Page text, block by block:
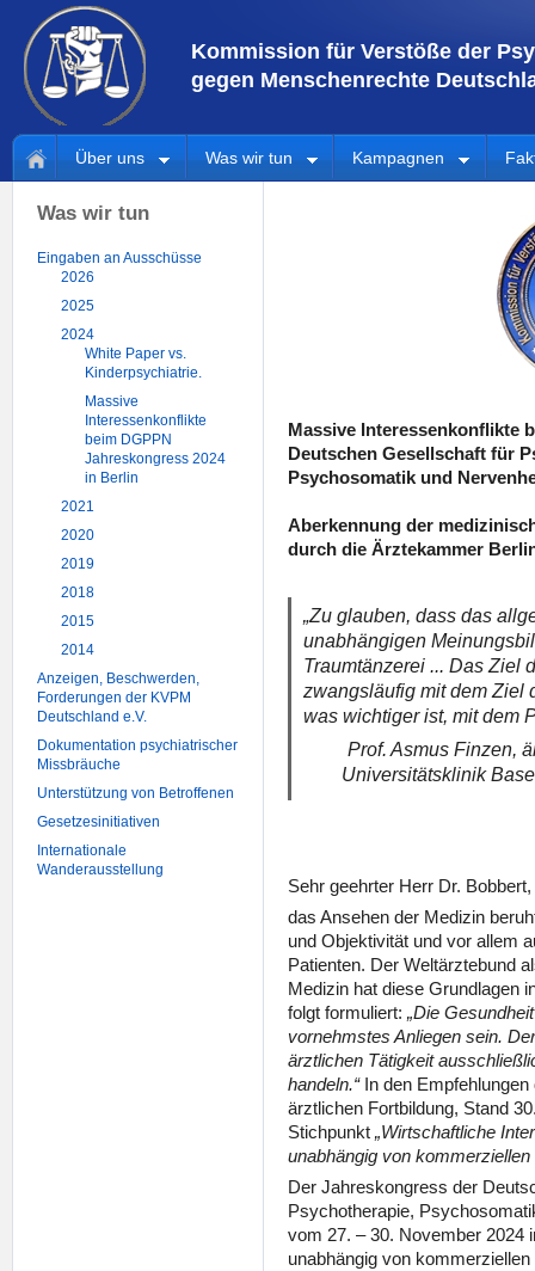
Kommission für Verstöße der
gegen Menschenrechte
Über uns Was wir tun Kampagnen
Was wir tun
Eingaben an Ausschüsse
2026
2025
2024
White Paper vs.
Kinderpsychiatrie.
Massive
Interessenkonflikte
beim DGPPN
Jahreskongress 2024
in Berlin
2021
2020
2019
2018
2015
2014
Anzeigen, Beschwerden,
Forderungen der KVPM
Deutschland e.V.
Dokumentation psychiatrischer
Missbräuche
Unterstützung von Betroffenen
Gesetzesinitiativen
Internationale
Wanderausstellung
Massive Interessenkonflikte
Deutschen Gesellschaft für
Psychosomatik und
Aberkennung der
durch die Ärztekammer
„Zu glauben, dass das
unabhängigen
Traumtänzerei ... Das Ziel
zwangsläufig mit dem Ziel
was wichtiger ist, mit dem
Prof. Asmus Finzen,
Universitätsklinik
Sehr geehrter Herr Dr. Bobbert,
das Ansehen der Medizin
und Objektivität und vor allem
Patienten. Der Weltärztebund
Medizin hat diese Grundlagen
folgt formuliert: „Die
vornehmstes Anliegen sein.
ärztlichen Tätigkeit
handeln.“ In den
ärztlichen Fortbildung, Stand
Stichpunkt „Wirtschaftliche
unabhängig von kommerziellen
Der Jahreskongress der
Psychotherapie,
vom 27. – 30. November 2024
unabhängig von